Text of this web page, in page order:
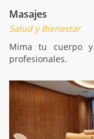
Masajes
Salud y Bienestar
Mima tu cuerpo
profesionales.